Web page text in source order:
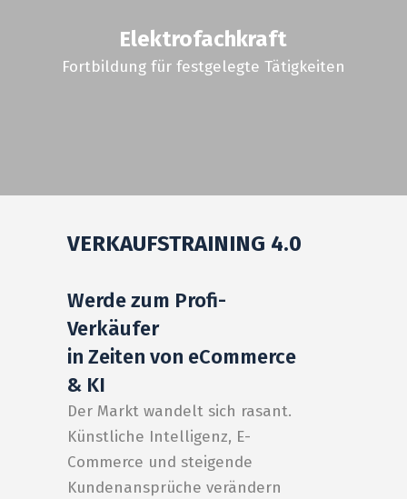
Elektrofachkraft
Fortbildung für festgelegte Tätigkeiten
VERKAUFSTRAINING 4.0
Werde zum Profi-
Verkäufer
in Zeiten von eCommerce
& KI
Der Markt wandelt sich rasant.
Künstliche Intelligenz, E-
Commerce und steigende
Kundenansprüche verändern